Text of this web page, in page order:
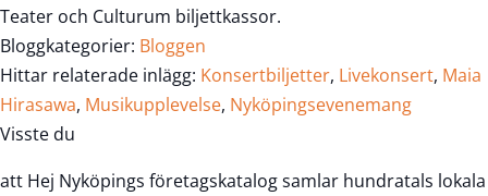
Teater och Culturum biljettkassor.
Bloggkategorier: Bloggen
Hittar relaterade inlägg: Konsertbiljetter, Livekonsert, Maia
Hirasawa, Musikupplevelse, Nyköpingsevenemang
Visste du
att Hej Nyköpings företagskatalog samlar hundratals lokala